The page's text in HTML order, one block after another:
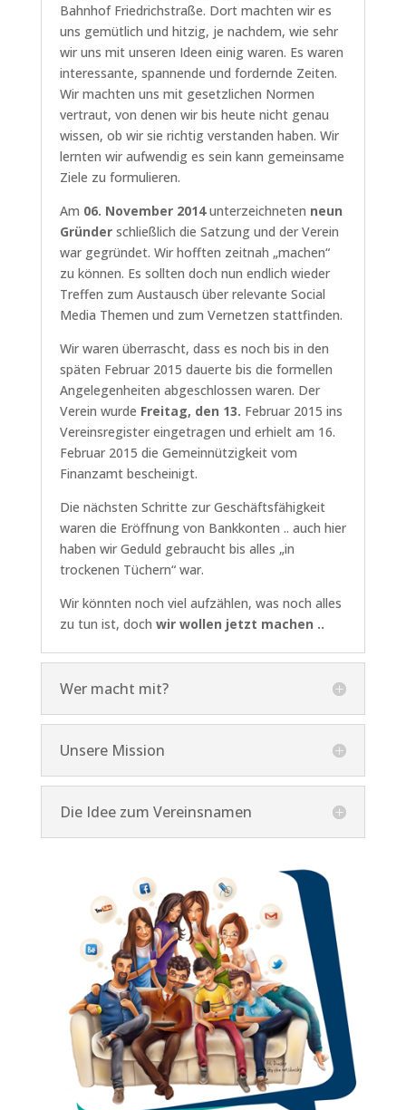
Bahnhof Friedrichstraße. Dort machten wir es
uns gemütlich und hitzig, je nachdem, wie sehr
wir uns mit unseren Ideen einig waren. Es waren
interessante, spannende und fordernde Zeiten.
Wir machten uns mit gesetzlichen Normen
vertraut, von denen wir bis heute nicht genau
wissen, ob wir sie richtig verstanden haben. Wir
lernten wir aufwendig es sein kann gemeinsame
Ziele zu formulieren.
Am 06. November 2014unterzeichneten neun
Gründerschließlich die Satzung und der Verein
war gegründet. Wir hofften zeitnah „machen“
zu können. Es sollten doch nun endlich wieder
Treffen zum Austausch über relevante Social
Media Themen und zum Vernetzen stattfinden.
Wir waren überrascht, dass es noch bis in den
späten Februar 2015 dauerte bis die formellen
Angelegenheiten abgeschlossen waren. Der
Verein wurde Freitag, den 13. Februar 2015 ins
Vereinsregister eingetragen und erhielt am 16.
Februar 2015 die Gemeinnützigkeit vom
Finanzamt bescheinigt.
Die nächsten Schritte zur Geschäftsfähigkeit
waren die Eröffnung von Bankkonten .. auch hier
haben wir Geduld gebraucht bis alles „in
trockenen Tüchern“ war.
Wir könnten noch viel aufzählen, was noch alles
zu tun ist, doch wir wollen jetzt machen ..
Wer macht mit?
Unsere Mission
Die Idee zum Vereinsnamen